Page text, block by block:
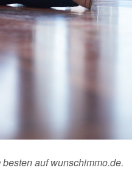
auf wunschimmo.de.